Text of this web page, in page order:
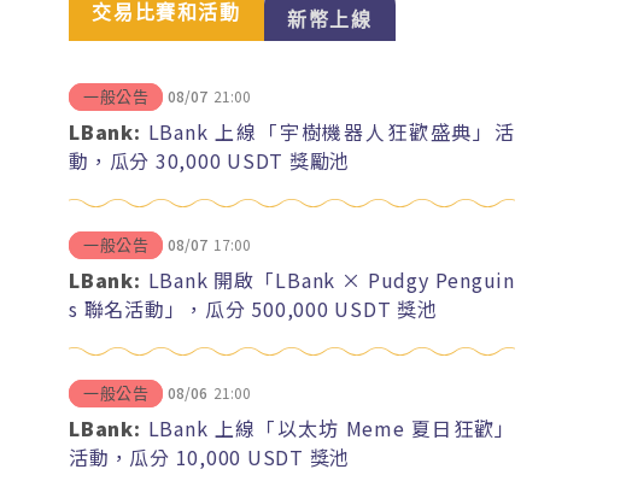
交易比賽和活動 新幣上線
一般公告 08/07 21:00
LBank: LBank 上線「宇樹機器人狂歡盛典」活
動，瓜分 30,000 USDT 獎勵池
一般公告 08/07 17:00
LBank: LBank 開啟「LBank × Pudgy Penguin
s 聯名活動」，瓜分 500,000 USDT 獎池
一般公告 08/06 21:00
LBank: LBank 上線「以太坊 Meme 夏日狂歡」
活動，瓜分 10,000 USDT 獎池